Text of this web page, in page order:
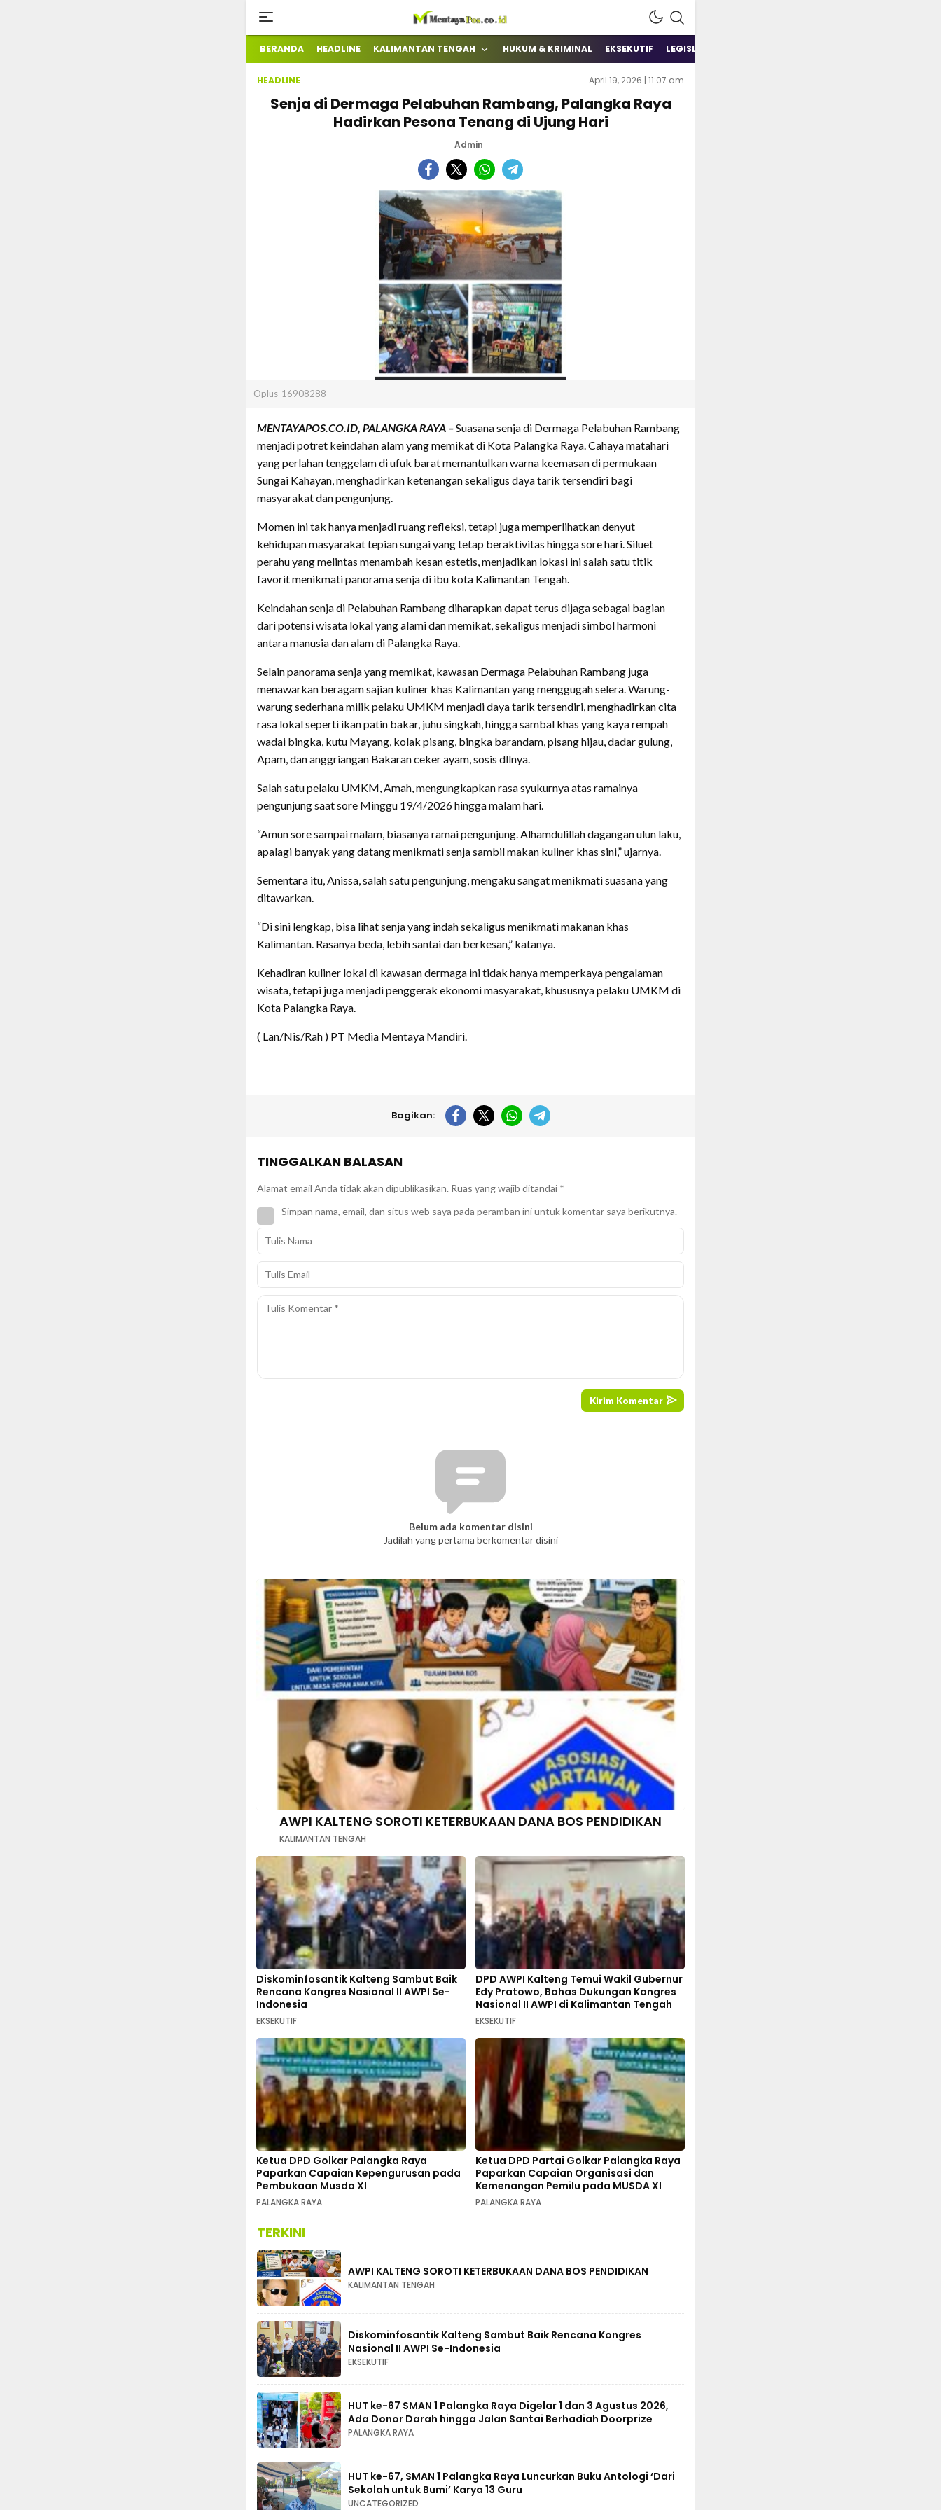
mentayapos.co.id
Terkini Mengabarkan
BERANDA HEADLINE KALIMANTAN TENGAH HUKUM & KRIMINAL EKSEKUTIF LEGISLATIF
HEADLINE April 19, 2026 | 11:07 am
Senja di Dermaga Pelabuhan Rambang, Palangka Raya
Hadirkan Pesona Tenang di Ujung Hari
Admin
Oplus_16908288
MENTAYAPOS.CO.ID, PALANGKA RAYA –Suasana senja di Dermaga Pelabuhan Rambang
menjadi potret keindahan alam yang memikat di Kota Palangka Raya. Cahaya matahari
yang perlahan tenggelam di ufuk barat memantulkan warna keemasan di permukaan
Sungai Kahayan, menghadirkan ketenangan sekaligus daya tarik tersendiri bagi
masyarakat dan pengunjung.
Momen ini tak hanya menjadi ruang refleksi, tetapi juga memperlihatkan denyut
kehidupan masyarakat tepian sungai yang tetap beraktivitas hingga sore hari. Siluet
perahu yang melintas menambah kesan estetis, menjadikan lokasi ini salah satu titik
favorit menikmati panorama senja di ibu kota Kalimantan Tengah.
Keindahan senja di Pelabuhan Rambang diharapkan dapat terus dijaga sebagai bagian
dari potensi wisata lokal yang alami dan memikat, sekaligus menjadi simbol harmoni
antara manusia dan alam di Palangka Raya.
Selain panorama senja yang memikat, kawasan Dermaga Pelabuhan Rambang juga
menawarkan beragam sajian kuliner khas Kalimantan yang menggugah selera. Warung-
warung sederhana milik pelaku UMKM menjadi daya tarik tersendiri, menghadirkan cita
rasa lokal seperti ikan patin bakar, juhu singkah, hingga sambal khas yang kaya rempah
wadai bingka, kutu Mayang, kolak pisang, bingka barandam, pisang hijau, dadar gulung,
Apam, dan anggriangan Bakaran ceker ayam, sosis dllnya.
Salah satu pelaku UMKM, Amah, mengungkapkan rasa syukurnya atas ramainya
pengunjung saat sore Minggu 19/4/2026 hingga malam hari.
“Amun sore sampai malam, biasanya ramai pengunjung. Alhamdulillah dagangan ulun laku,
apalagi banyak yang datang menikmati senja sambil makan kuliner khas sini,” ujarnya.
Sementara itu, Anissa, salah satu pengunjung, mengaku sangat menikmati suasana yang
ditawarkan.
“Di sini lengkap, bisa lihat senja yang indah sekaligus menikmati makanan khas
Kalimantan. Rasanya beda, lebih santai dan berkesan,” katanya.
Kehadiran kuliner lokal di kawasan dermaga ini tidak hanya memperkaya pengalaman
wisata, tetapi juga menjadi penggerak ekonomi masyarakat, khususnya pelaku UMKM di
Kota Palangka Raya.
( Lan/Nis/Rah ) PT Media Mentaya Mandiri.
Bagikan:
TINGGALKAN BALASAN
Alamat email Anda tidak akan dipublikasikan. Ruas yang wajib ditandai *
Simpan nama, email, dan situs web saya pada peramban ini untuk komentar saya berikutnya.
Belum ada komentar disini
Jadilah yang pertama berkomentar disini
AWPI KALTENG SOROTI KETERBUKAAN DANA BOS PENDIDIKAN
KALIMANTAN TENGAH
Diskominfosantik Kalteng Sambut Baik
Rencana Kongres Nasional II AWPI Se-
Indonesia
EKSEKUTIF
DPD AWPI Kalteng Temui Wakil Gubernur
Edy Pratowo, Bahas Dukungan Kongres
Nasional II AWPI di Kalimantan Tengah
EKSEKUTIF
Ketua DPD Golkar Palangka Raya
Paparkan Capaian Kepengurusan pada
Pembukaan Musda XI
PALANGKA RAYA
Ketua DPD Partai Golkar Palangka Raya
Paparkan Capaian Organisasi dan
Kemenangan Pemilu pada MUSDA XI
PALANGKA RAYA
TERKINI
AWPI KALTENG SOROTI KETERBUKAAN DANA BOS PENDIDIKAN
KALIMANTAN TENGAH
Diskominfosantik Kalteng Sambut Baik Rencana Kongres
Nasional II AWPI Se-Indonesia
EKSEKUTIF
HUT ke-67 SMAN 1 Palangka Raya Digelar 1 dan 3 Agustus 2026,
Ada Donor Darah hingga Jalan Santai Berhadiah Doorprize
PALANGKA RAYA
HUT ke-67, SMAN 1 Palangka Raya Luncurkan Buku Antologi ‘Dari
Sekolah untuk Bumi’ Karya 13 Guru
UNCATEGORIZED